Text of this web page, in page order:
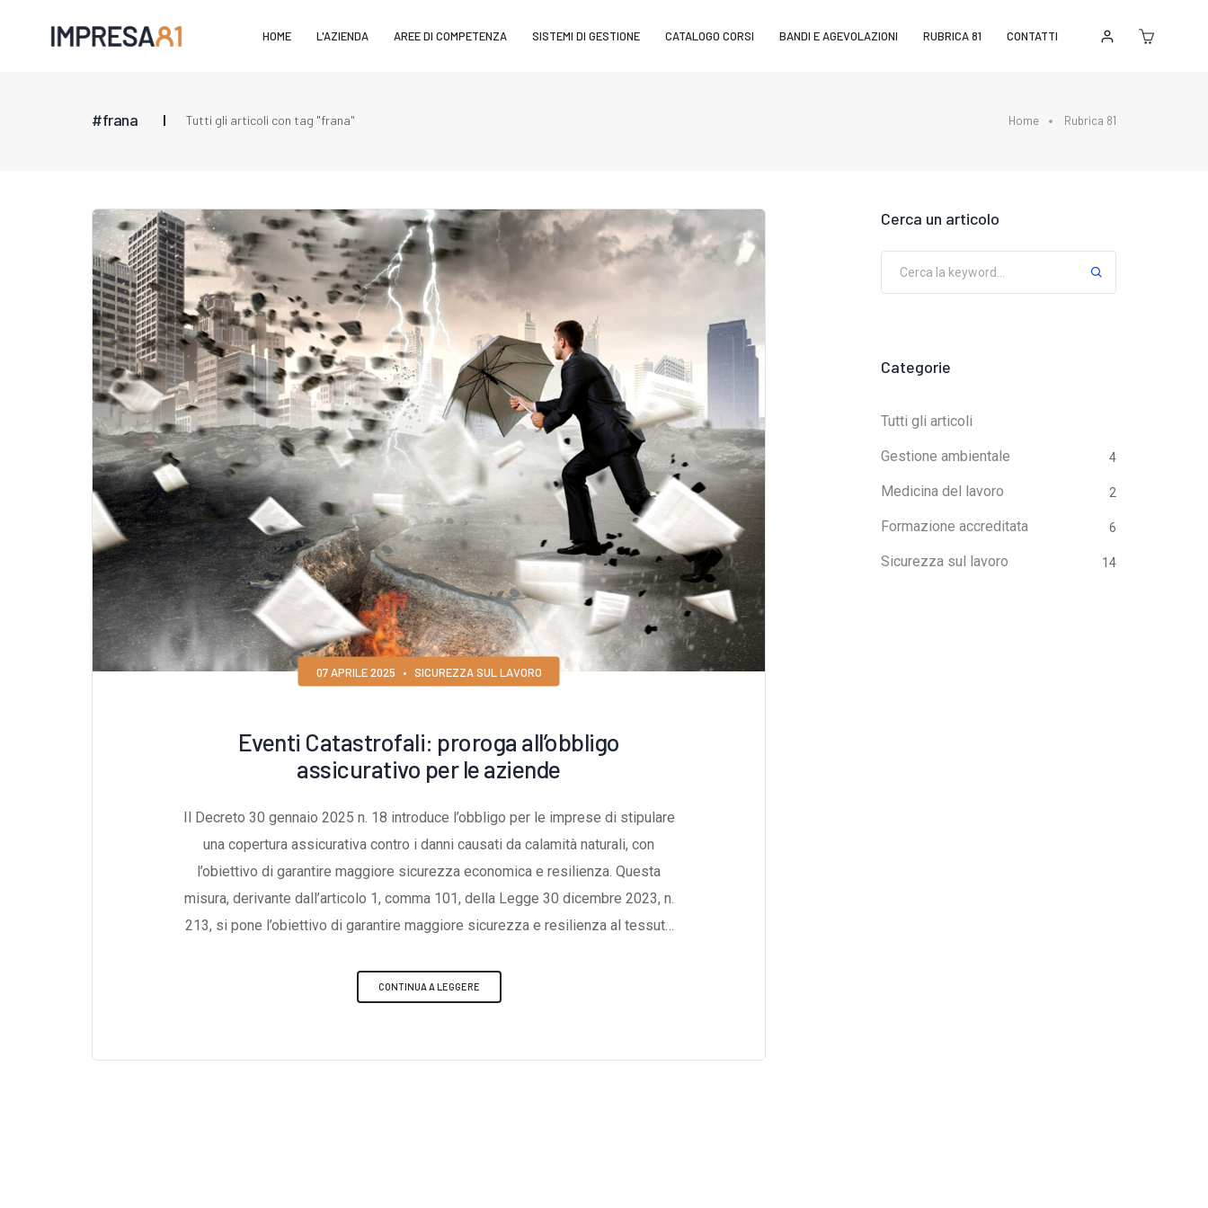
HOME L'AZIENDA AREE DI COMPETENZA SISTEMI DI GESTIONE CATALOGO CORSI BANDI E AGEVOLAZIONI RUBRICA 81 CONTATTI
#frana Tutti gli articoli con tag "frana" Home Rubrica 81
07 APRILE 2025 • SICUREZZA SUL LAVORO
Eventi Catastrofali: proroga all’obbligo
assicurativo per le aziende
Il Decreto 30 gennaio 2025 n. 18 introduce l’obbligo per le imprese di stipulare
una copertura assicurativa contro i danni causati da calamità naturali, con
l’obiettivo di garantire maggiore sicurezza economica e resilienza. Questa
misura, derivante dall’articolo 1, comma 101, della Legge 30 dicembre 2023, n.
213, si pone l’obiettivo di garantire maggiore sicurezza e resilienza al tessuto
colpite da eventi estremi.Chi è Soggetto all'Obbligo?L’obbligo assicurativo
riguarda tutte le imprese con sede legale in Italia, così come le imprese
iscritte al Registro delle Imprese ai sensi dell’art. 2188 del Codice
CONTINUA A LEGGERE
Cerca un articolo
Categorie
Tutti gli articoli
Gestione ambientale 4
Medicina del lavoro 2
Formazione accreditata 6
Sicurezza sul lavoro 14